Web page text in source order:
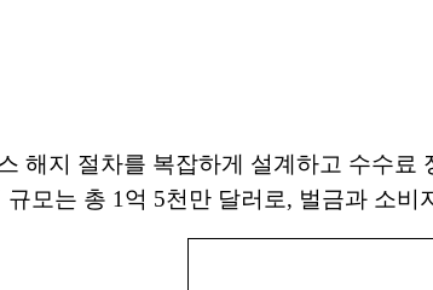
해지 절차를 복잡하게 설계하고 수수
모는 총 1억 5천만 달러로, 벌금과 소비